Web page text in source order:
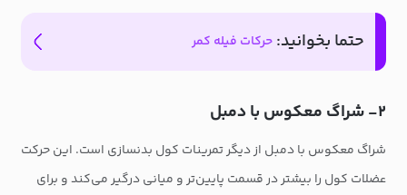
حتما بخوانید: حرکات فیله کمر
۲- شراگ معکوس با دمبل
شراگ معکوس با دمبل از دیگر تمرینات کول بدنسازی است. این حرکت
عضلات کول را بیشتر در قسمت پایین‌تر و میانی درگیر می‌کند و برای